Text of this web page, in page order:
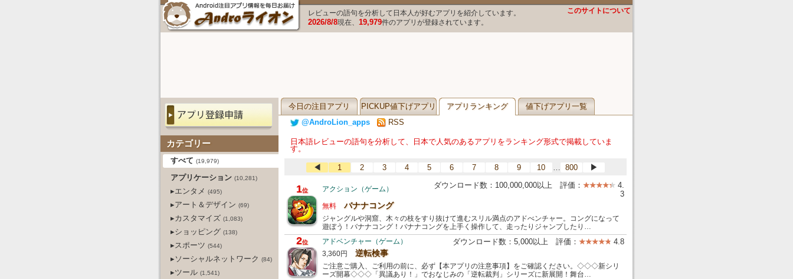
レビューの語句を分析して日本人が好むアプリを紹介しています。
2026/8/8現在、 19,979件のアプリが登録されています。
このサイトについて
今日の注目アプリ PICKUP値下げアプリ アプリランキング
値下げアプリ一覧
@AndroLion_apps
RSS
カテゴリー
すべて (19,979)
アプリケーション (10,281)
▸エンタメ (495)
▸アート＆デザイン (69)
▸カスタマイズ (1,083)
▸ショッピング (138)
▸スポーツ (544)
▸ソーシャルネットワーク (84)
▸ツール (1,541)
日本語レビューの語句を分析して、日本で人気のあるアプリをランキング形式で掲載していま
す。
◀ 1 2 3 4 5 6 7 8 9 10 800 ▶
1位 アクション（ゲーム） ダウンロード数：100,000,000以上 評価：
4.
3
無料 バナナコング
ジャングルや洞窟、木々の枝をすり抜けて進むスリル満点のアドべンチャー。コングになって
遊ぼう！バナナコング！バナナコングを上手く操作して、走ったりジャンプしたり…
2位 アドベンチャー（ゲーム） ダウンロード数：5,000以上 評価： 4.8
3,360円 逆転検事
ご注意ご購入、ご利用の前に、必ず【本アプリの注意事項】をご確認ください。◇◇◇新シリ
ーズ開幕◇◇◇「異議あり！」でおなじみの「逆転裁判」シリーズに新展開！舞台…